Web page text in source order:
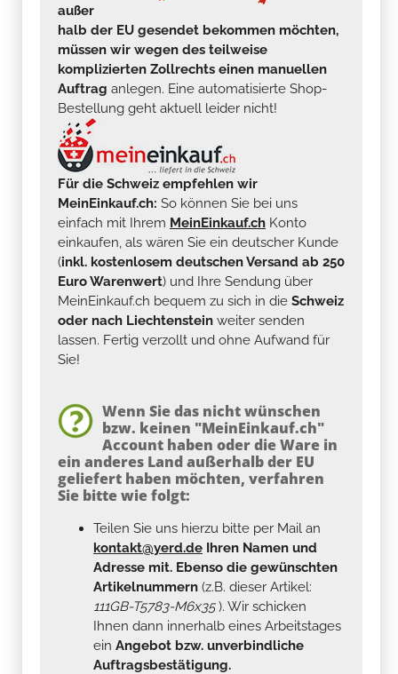
außer
halb der EU gesendet bekommen möchten,
müssen wir wegen des teilweise
komplizierten Zollrechts einen manuellen
Auftrag anlegen. Eine automatisierte Shop-
Bestellung geht aktuell leider nicht!
Für die Schweiz empfehlen wir
MeinEinkauf.ch: So können Sie bei uns
einfach mit Ihrem MeinEinkauf.ch Konto
einkaufen, als wären Sie ein deutscher Kunde
(inkl. kostenlosem deutschen Versand ab 250
Euro Warenwert) und Ihre Sendung über
MeinEinkauf.ch bequem zu sich in die Schweiz
oder nach Liechtenstein weiter senden
lassen. Fertig verzollt und ohne Aufwand für
Sie!
Wenn Sie das nicht wünschen
bzw. keinen "MeinEinkauf.ch"
Account haben oder die Ware in
ein anderes Land außerhalb der EU
geliefert haben möchten, verfahren
Sie bitte wie folgt:
Teilen Sie uns hierzu bitte per Mail an
kontakt@yerd.de Ihren Namen und
Adresse mit. Ebenso die gewünschten
Artikelnummern (z.B. dieser Artikel:
111GB-T5783-M6x35). Wir schicken
Ihnen dann innerhalb eines Arbeitstages
ein Angebot bzw. unverbindliche
Auftragsbestätigung.